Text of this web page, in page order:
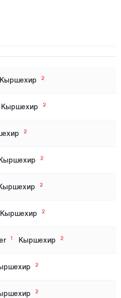
Кыршехир 2
Кыршехир 2
2
2
2
Кыршехир 2
1 Кыршехир 2
2
2